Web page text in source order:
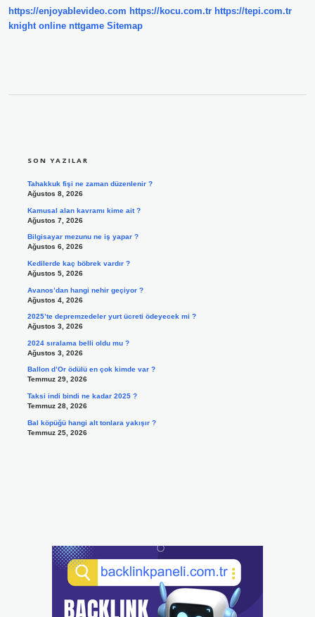
https://enjoyablevideo.com https://kocu.com.tr https://tepi.com.tr
knight online nttgame Sitemap
SON YAZILAR
Tahakkuk fişi ne zaman düzenlenir ?
Ağustos 8, 2026
Kamusal alan kavramı kime ait ?
Ağustos 7, 2026
Bilgisayar mezunu ne iş yapar ?
Ağustos 6, 2026
Kedilerde kaç böbrek vardır ?
Ağustos 5, 2026
Avanos’dan hangi nehir geçiyor ?
Ağustos 4, 2026
2025’te depremzedeler yurt ücreti ödeyecek mi ?
Ağustos 3, 2026
2024 sıralama belli oldu mu ?
Ağustos 3, 2026
Ballon d’Or ödülü en çok kimde var ?
Temmuz 29, 2026
Taksi indi bindi ne kadar 2025 ?
Temmuz 28, 2026
Bal köpüğü hangi alt tonlara yakışır ?
Temmuz 25, 2026